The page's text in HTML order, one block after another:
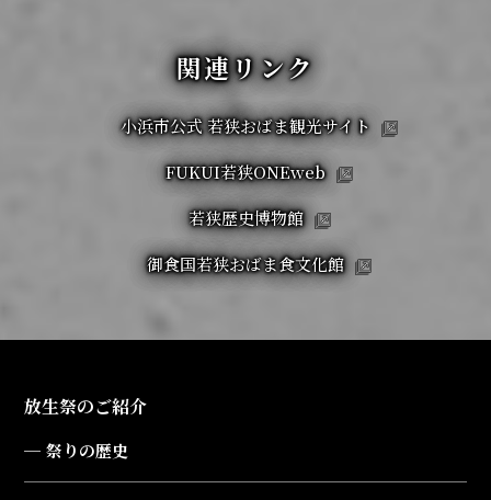
関連リンク
小浜市公式 若狭おばま観光サイト
FUKUI若狭ONEweb
若狭歴史博物館
御食国若狭おばま食文化館
放生祭のご紹介
祭りの歴史